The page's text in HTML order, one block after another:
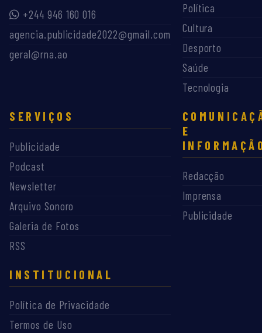
+244 946 160 016
agencia.publicidade2022@gmail.com
geral@rna.ao
Política
Cultura
Desporto
Saúde
Tecnologia
SERVIÇOS
Publicidade
Podcast
Newsletter
Arquivo Sonoro
Galeria de Fotos
RSS
E
Redacção
Imprensa
Publicidade
INSTITUCIONAL
Política de Privacidade
Termos de Uso